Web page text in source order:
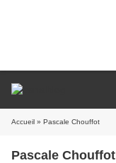
Accueil » Pascale Chouffot
Pascale Chouffot